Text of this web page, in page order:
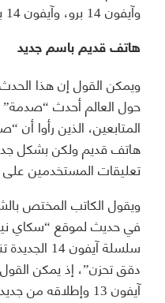
وآيفون 14 برو، وآيفون 14 برو ماكس.
هاتف قديم باسم جديد
ويمكن القول إن هذا
حول العالم أحدث
المتابعين، الذين رأوا أن
هاتف قديم ولكن بشكل
تعليقات المستخدمين على
ويقول الكاتب المختص
في حديث لموقع “سكاي
سلسلة
دقق تحزن”، إذ يمكن
آيفون 13 وإطلاقه من جديد باسم آيفون 14.